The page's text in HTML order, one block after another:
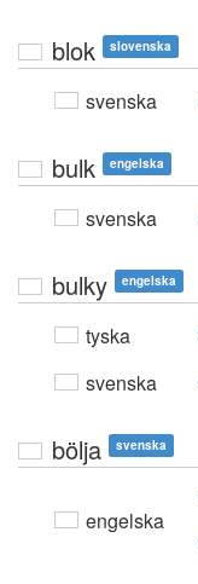
blok slovenska
svenska
bulk engelska
svenska
bulky engelska
tyska
svenska
bölja svenska
engelska